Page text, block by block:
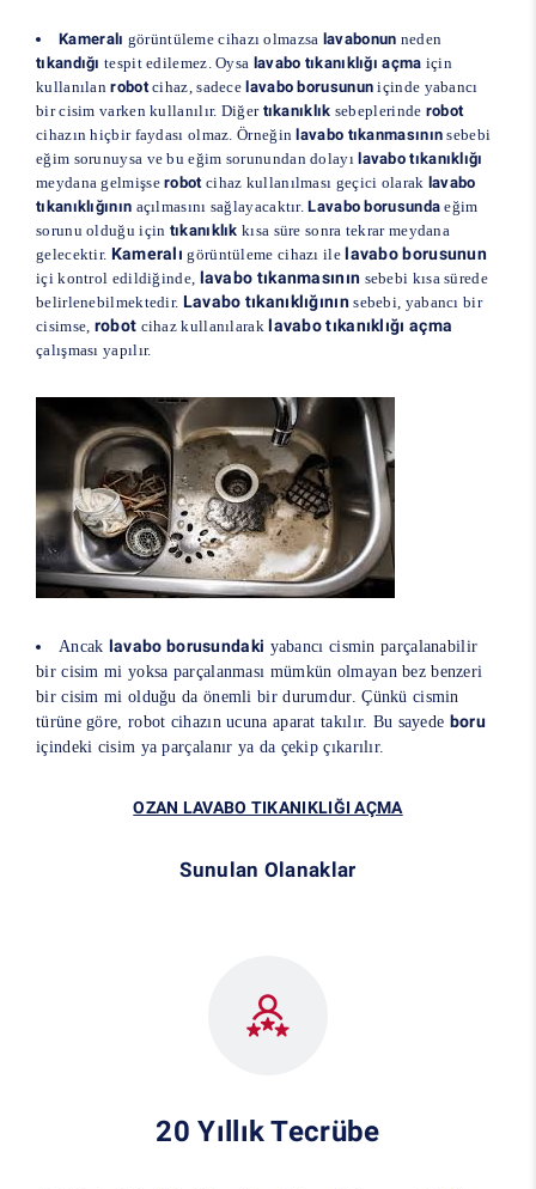
Kameralı görüntüleme cihazı olmazsa lavabonun neden
tıkandığı tespit edilemez. Oysa lavabo tıkanıklığı açma için
kullanılanrobotcihaz, sadece lavabo borusunun içinde yabancı
bir cisim varken kullanılır. Diğer tıkanıklık sebeplerinde robot
cihazın hiçbir faydası olmaz. Örneğin lavabo tıkanmasının sebebi
eğim sorunuysa ve bu eğim sorunundan dolayı lavabo tıkanıklığı
meydana gelmişserobotcihaz kullanılması geçici olarak lavabo
tıkanıklığının açılmasını sağlayacaktır.Lavabo borusunda eğim
sorunu olduğu için tıkanıklık kısa süre sonra tekrar meydana
gelecektir. Kameralı görüntüleme cihazı ile lavabo borusunun
içi kontrol edildiğinde, lavabo tıkanmasının sebebi kısa sürede
belirlenebilmektedir. Lavabo tıkanıklığınınsebebi, yabancı bir
cisimse, robot cihaz kullanılarak lavabo tıkanıklığı açma
çalışması yapılır.
Ancak lavabo borusundaki yabancı cismin parçalanabilir
bir cisim mi yoksa parçalanması mümkün olmayan bez benzeri
bir cisim mi olduğu da önemli bir durumdur. Çünkü cismin
türüne göre, robot cihazın ucuna aparat takılır. Bu sayede boru
içindeki cisim ya parçalanır ya da çekip çıkarılır.
OZAN LAVABO TIKANIKLIĞI AÇMA
Sunulan Olanaklar
20 Yıllık Tecrübe